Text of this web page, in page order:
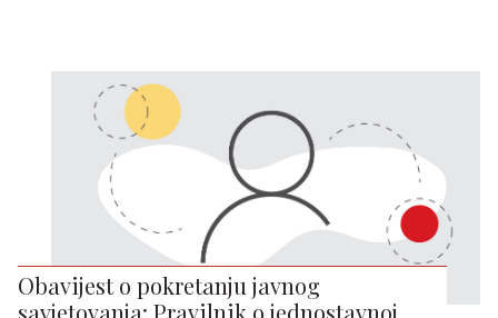
Obavijest o pokretanju javnog
savjetovanja: Pravilnik o jednostavnoj